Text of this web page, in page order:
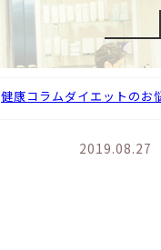
健康コラムダイエットのお
2019.08.27